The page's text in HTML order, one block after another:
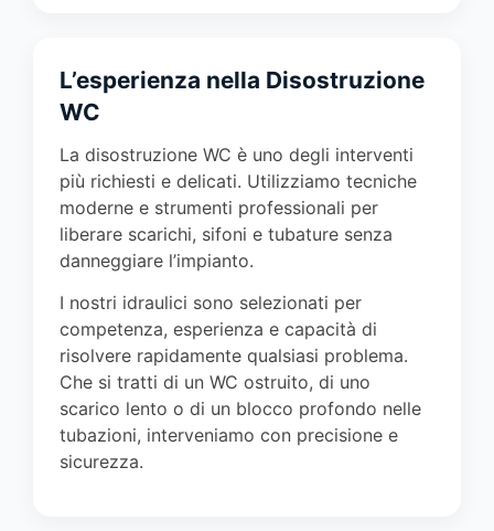
L’esperienza nella Disostruzione
WC
La disostruzione WC è uno degli interventi
più richiesti e delicati. Utilizziamo tecniche
moderne e strumenti professionali per
liberare scarichi, sifoni e tubature senza
danneggiare l’impianto.
I nostri idraulici sono selezionati per
competenza, esperienza e capacità di
risolvere rapidamente qualsiasi problema.
Che si tratti di un WC ostruito, di uno
scarico lento o di un blocco profondo nelle
tubazioni, interveniamo con precisione e
sicurezza.